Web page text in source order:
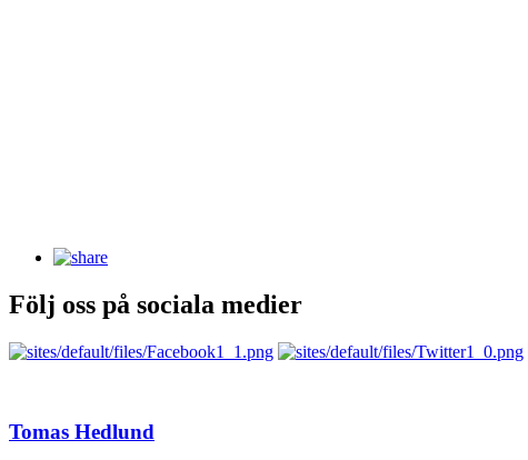
Följ oss på sociala medier
Tomas Hedlund